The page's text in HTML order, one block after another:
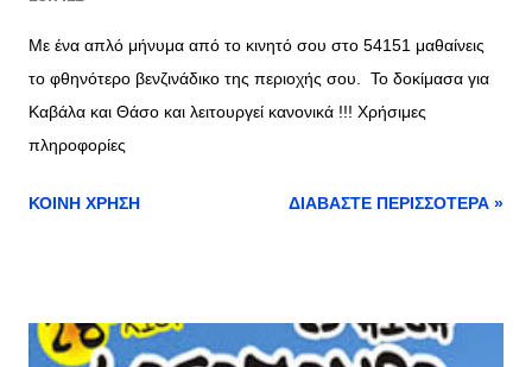
Με ένα απλό μήνυμα από το κινητό σου στο 54151 μαθαίνεις
το φθηνότερο βενζινάδικο της περιοχής σου. Το δοκίμασα για
Καβάλα και Θάσο και λειτουργεί κανονικά !!! Χρήσιμες
πληροφορίες
ΚΟΙΝΉ ΧΡΉΣΗ ΔΙΑΒΆΣΤΕ ΠΕΡΙΣΣΌΤΕΡΑ »